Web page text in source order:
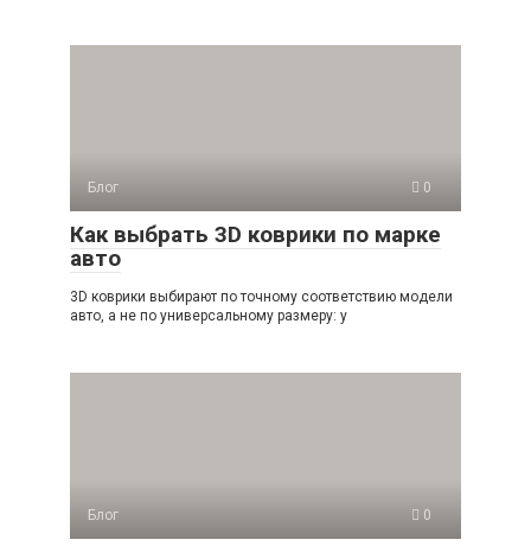
Блог 0
Как выбрать 3D коврики по марке
авто
3D коврики выбирают по точному соответствию модели
авто, а не по универсальному размеру: у
Блог 0